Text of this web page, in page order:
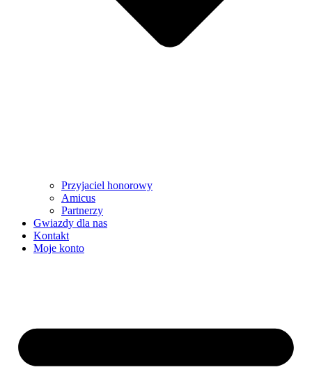
Przyjaciel honorowy
Amicus
Partnerzy
Gwiazdy dla nas
Kontakt
Moje konto